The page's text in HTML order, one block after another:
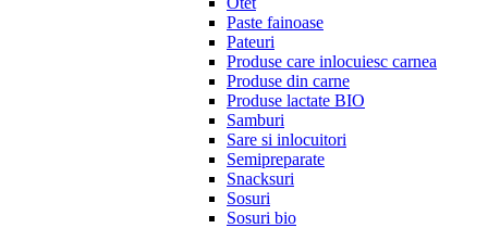
Paste fainoase
Pateuri
Produse care inlocuiesc carnea
Produse din carne
Produse lactate BIO
Samburi
Sare si inlocuitori
Semipreparate
Snacksuri
Sosuri
Sosuri bio